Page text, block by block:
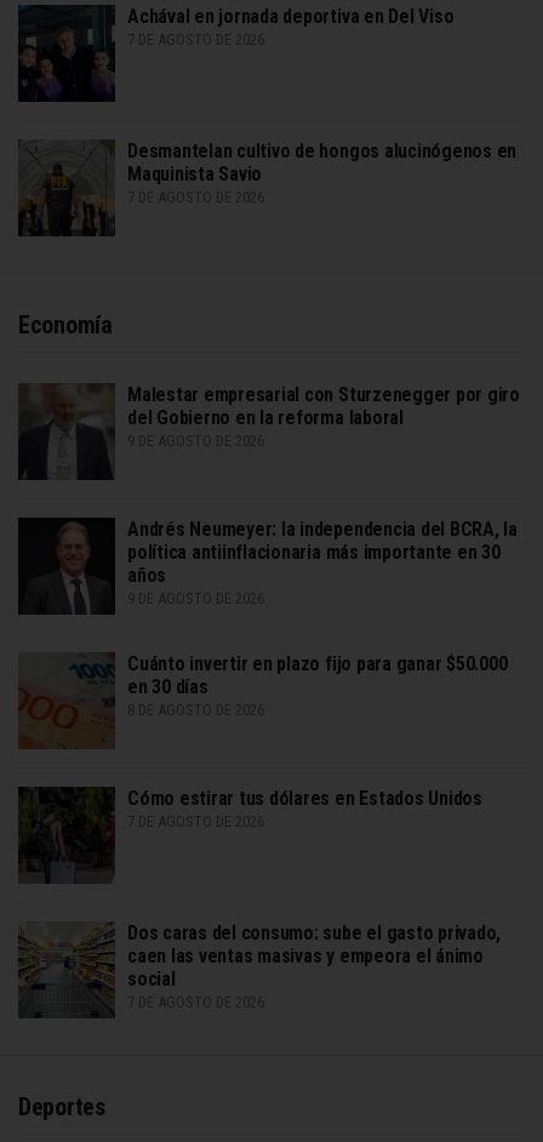
Achával en jornada deportiva en Del Viso
7 DE AGOSTO DE 2026
Desmantelan cultivo de hongos alucinógenos en
Maquinista Savio
7 DE AGOSTO DE 2026
Economía
Malestar empresarial con Sturzenegger por giro
del Gobierno en la reforma laboral
9 DE AGOSTO DE 2026
Andrés Neumeyer: la independencia del BCRA, la
política antiinflacionaria más importante en 30
años
9 DE AGOSTO DE 2026
Cuánto invertir en plazo fijo para ganar $50.000
en 30 días
8 DE AGOSTO DE 2026
Cómo estirar tus dólares en Estados Unidos
7 DE AGOSTO DE 2026
Dos caras del consumo: sube el gasto privado,
caen las ventas masivas y empeora el ánimo
social
7 DE AGOSTO DE 2026
Deportes